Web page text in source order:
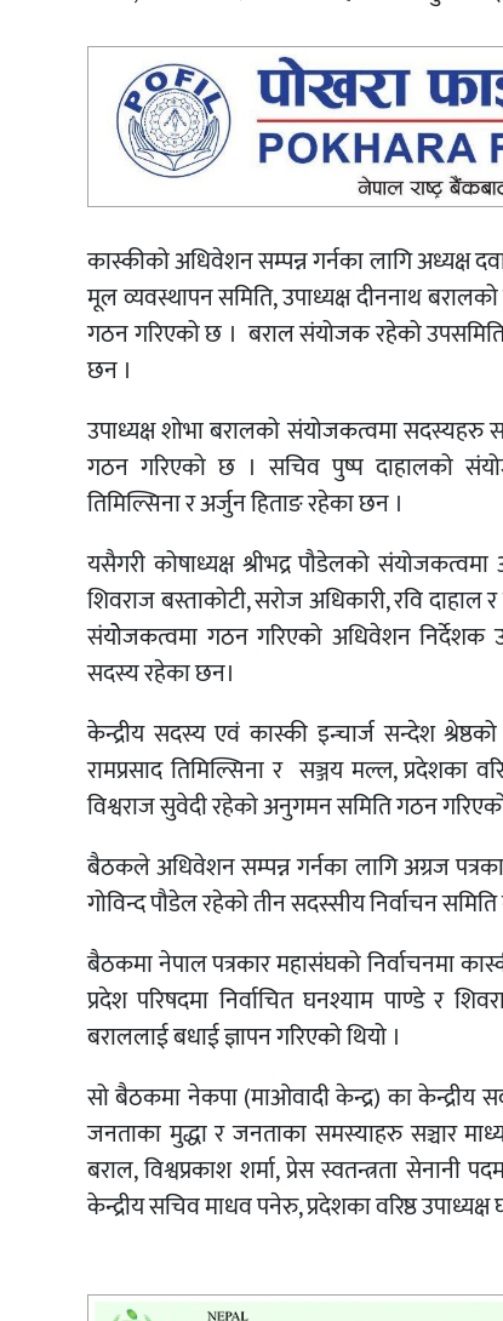
कास्कीको अधिवेशन सम्पन्न गर्नका लागि अध्यक्ष
मूल व्यवस्थापन समिति, उपाध्यक्ष दीननाथ
गठन गरिएको छ । बराल संयोजक रहेको
छन ।
उपाध्यक्ष शोभा बरालको संयोजकत्वमा सदस्यहरु
गठन गरिएको छ । सचिव पुष्प दाहालको
तिमिल्सिना र अर्जुन हिताङ रहेका छन ।
यसैगरी कोषाध्यक्ष श्रीभद्र पौडेलको
शिवराज बस्ताकोटी, सरोज अधिकारी, रवि
संयोेजकत्वमा गठन गरिएको अधिवेशन निर्देशक
सदस्य रहेका छन।
केन्द्रीय सदस्य एवं कास्की इन्चार्ज सन्देश
रामप्रसाद तिमिल्सिना र सञ्जय मल्ल, प्रदेशका
विश्वराज सुवेदी रहेको अनुगमन समिति गठन
बैठकले अधिवेशन सम्पन्न गर्नका लागि अग्रज
गोविन्द पौडेल रहेको तीन सदस्सीय निर्वाचन
बैठकमा नेपाल पत्रकार महासंघको निर्वाचनमा
प्रदेश परिषदमा निर्वाचित घनश्याम पाण्डे र
बराललाई बधाई ज्ञापन गरिएको थियो ।
सो बैठकमा नेकपा (माओवादी केन्द्र) का केन्द्रीय
जनताका मुद्धा र जनताका समस्याहरु सञ्चार
बराल, विश्वप्रकाश शर्मा, प्रेस स्वतन्त्रता सेनानी
केन्द्रीय सचिव माधव पनेरु, प्रदेशका वरिष्ठ